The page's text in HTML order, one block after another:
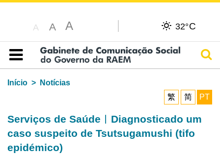
A A A 32°C
Índice
Início
Notícias
繁
简 PT
Serviços de Saúde︳Diagnosticado um
caso suspeito de Tsutsugamushi (tifo
epidémico)